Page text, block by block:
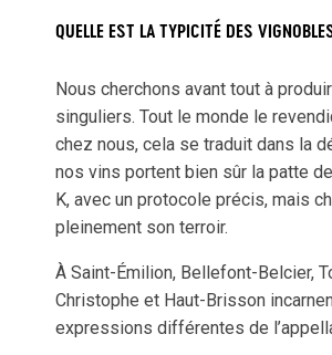
QUELLE EST LA TYPICITÉ DES
Nous cherchons avant tout à
singuliers. Tout le monde le
chez nous, cela se traduit dans la
nos vins portent bien sûr la patte
K, avec un protocole précis, mais
pleinement son terroir.
À Saint-Émilion, Bellefont-Belcier,
Christophe et Haut-Brisson
expressions différentes de